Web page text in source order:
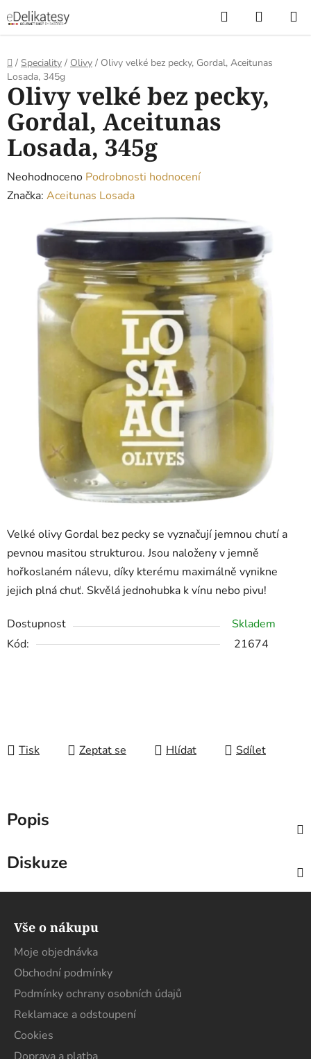
na
obsah
Hledat
KOŠÍK
Domů
/ Speciality / Olivy / Olivy velké bez pecky, Gordal, Aceitunas
Losada, 345g
Velké olivy Gordal bez pecky se vyznačují jemnou chutí a
pevnou masitou strukturou. Jsou naloženy v jemně
hořkoslaném nálevu, díky kterému maximálně vynikne
jejich plná chuť. Skvělá jednohubka k vínu nebo pivu!
Dostupnost
Skladem
Kód:
21674
Tisk Zeptat se Hlídat Sdílet
Olivy velké bez pecky,
Gordal, Aceitunas
Losada, 345g
Průměrné
hodnocení
hvězdiček.
Neohodnoceno Podrobnosti hodnocení
Značka: Aceitunas Losada
Popis
Diskuze
Vše o nákupu
Moje objednávka
Obchodní podmínky
Podmínky ochrany osobních údajů
Reklamace a odstoupení
Cookies